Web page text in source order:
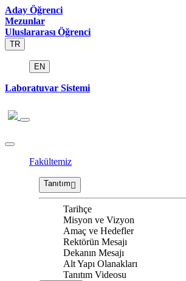
Aday Öğrenci
Mezunlar
Uluslararası Öğrenci
TR
EN
Laboratuvar Sistemi
Fakültemiz
Tanıtım
Tarihçe
Misyon ve Vizyon
Amaç ve Hedefler
Rektörün Mesajı
Dekanın Mesajı
Alt Yapı Olanakları
Tanıtım Videosu